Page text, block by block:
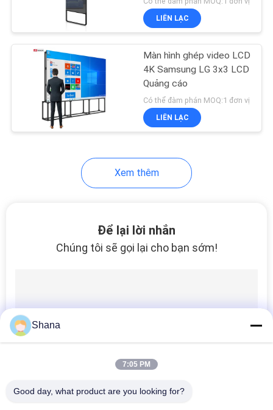
MẬT
Màn hình LCD thanh
kéo dài
Màn hình LCD trong
Màn hình quảng cáo
kỹ thuật số để bàn
Thể hình
LIÊN LẠC
Màn hình ghép video LCD
4K Samsung LG 3x3 LCD
Quảng cáo
Có thể đàm phán MOQ:1 đơn vị
LIÊN LẠC
Xem thêm
Để lại lời nhắn
Chúng tôi sẽ gọi lại cho bạn sớm!
Shana
7:05 PM
Good day, what product are you looking for?